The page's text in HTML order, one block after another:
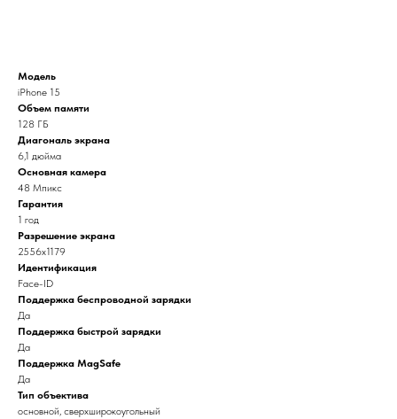
Модель
iPhone 15
Объем памяти
128 ГБ
Диагональ экрана
6,1 дюйма
Основная камера
48 Мпикс
Гарантия
1 год
Разрешение экрана
2556x1179
Идентификация
Face-ID
Поддержка беспроводной зарядки
Да
Поддержка быстрой зарядки
Да
Поддержка MagSafe
Да
Тип объектива
основной, сверхширокоугольный